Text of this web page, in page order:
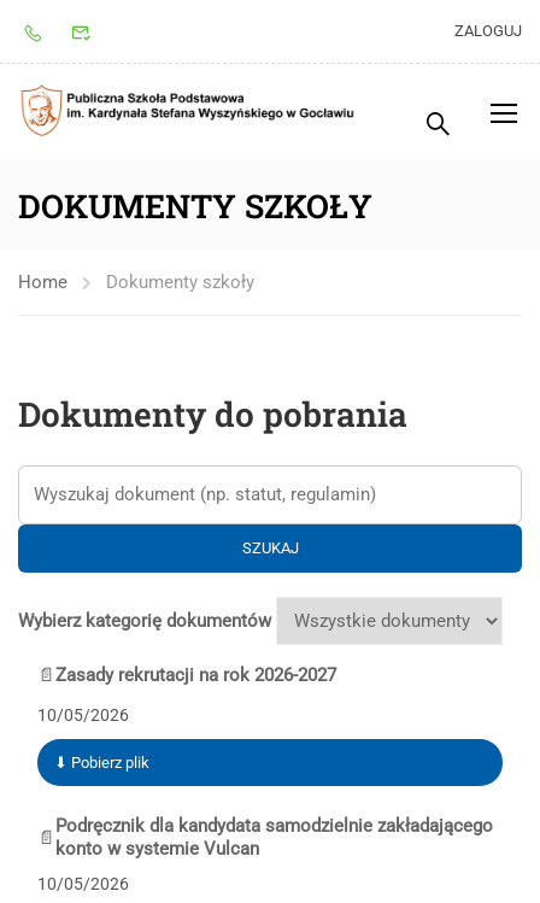
ZALOGUJ
DOKUMENTY SZKOŁY
Home Dokumenty szkoły
Dokumenty do pobrania
SZUKAJ
Wybierz kategorię dokumentów
📄Zasady rekrutacji na rok 2026-2027
10/05/2026
⬇ Pobierz plik
📄
Podręcznik dla kandydata samodzielnie zakładającego
konto w systemie Vulcan
10/05/2026